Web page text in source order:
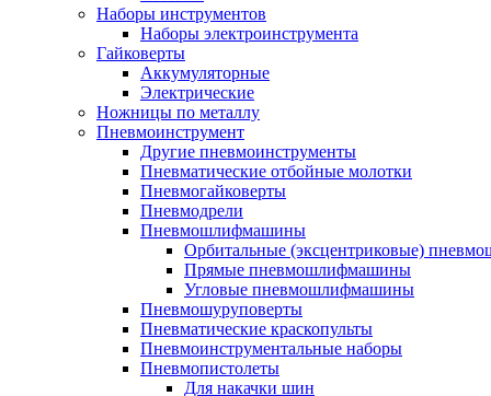
Наборы инструментов
Наборы электроинструмента
Гайковерты
Аккумуляторные
Электрические
Ножницы по металлу
Пневмоинструмент
Другие пневмоинструменты
Пневматические отбойные молотки
Пневмогайковерты
Пневмодрели
Пневмошлифмашины
Орбитальные (эксцентриковые)
Прямые пневмошлифмашины
Угловые пневмошлифмашины
Пневмошуруповерты
Пневматические краскопульты
Пневмоинструментальные наборы
Пневмопистолеты
Для накачки шин